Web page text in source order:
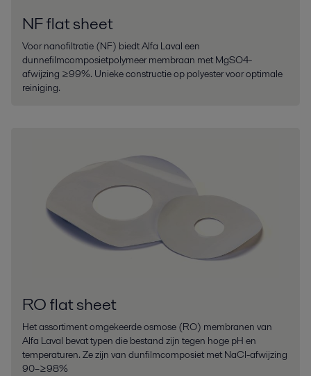
NF flat sheet
Voor nanofiltratie (NF) biedt Alfa Laval een
dunnefilmcomposietpolymeer membraan met MgSO4-
afwijzing ≥99%. Unieke constructie op polyester voor optimale
reiniging.
RO flat sheet
Het assortiment omgekeerde osmose (RO) membranen van
Alfa Laval bevat typen die bestand zijn tegen hoge pH en
temperaturen. Ze zijn van dunfilmcomposiet met NaCl-afwijzing
90–≥98%